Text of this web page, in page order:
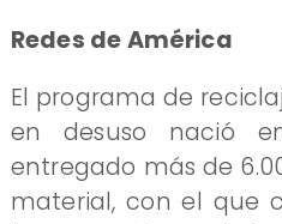
Redes de América
El programa de
en desuso nació
entregado más de
material, con el que